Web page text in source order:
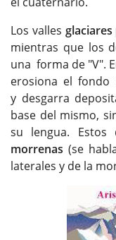
Los valles glaciares
mientras que los
una forma de "V".
erosiona el
y desgarra
base del mismo,
su lengua. Estos
morrenas(se
laterales y de la